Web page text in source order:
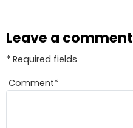
Leave a comment
* Required fields
Comment*